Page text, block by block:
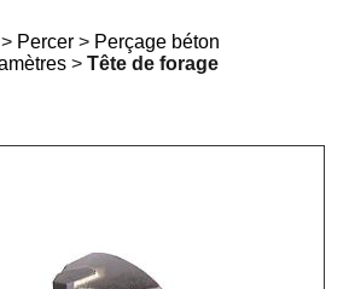
> Percer > Perçage béton
>Tête de forage